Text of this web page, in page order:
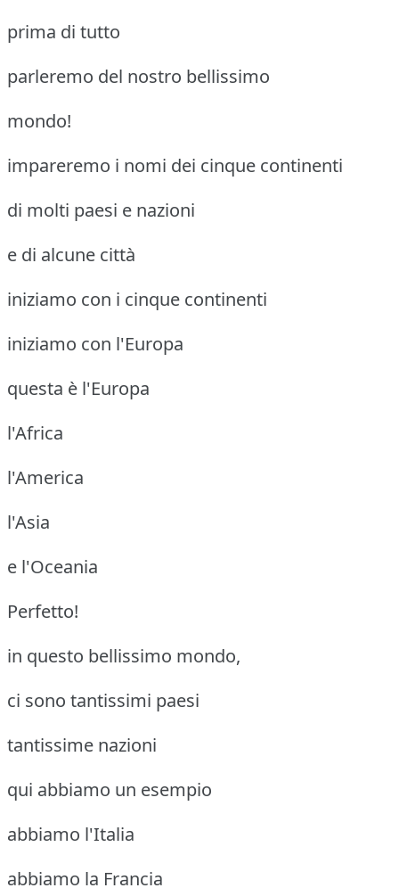
prima di tutto
parleremo del nostro bellissimo
mondo!
impareremo i nomi dei cinque continenti
di molti paesi e nazioni
e di alcune città
iniziamo con i cinque continenti
iniziamo con l'Europa
questa è l'Europa
l'Africa
l'America
l'Asia
e l'Oceania
Perfetto!
in questo bellissimo mondo,
ci sono tantissimi paesi
tantissime nazioni
qui abbiamo un esempio
abbiamo l'Italia
abbiamo la Francia